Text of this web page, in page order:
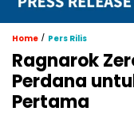
Home / Pers Rilis
Ragnarok
Perdana
Pertama